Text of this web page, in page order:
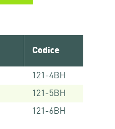
Codice
121-4BH
121-5BH
121-6BH